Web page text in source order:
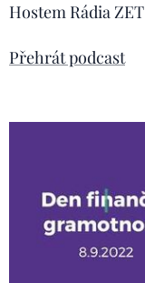
Hostem Rádia ZET
Přehrát podcast